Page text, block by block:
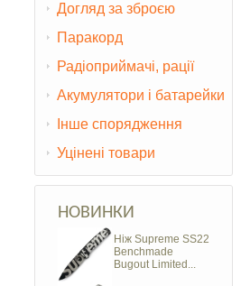
Догляд за зброєю
Паракорд
Радіоприймачі, рації
Акумулятори і батарейки
Інше спорядження
Уцінені товари
НОВИНКИ
Ніж Supreme SS22
Benchmade
Bugout Limited...